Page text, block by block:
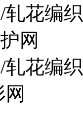
花编
网
花编